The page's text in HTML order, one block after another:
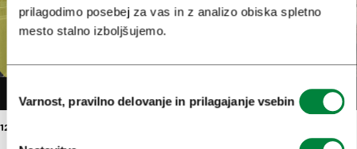
prilagodimo posebej za vas in z analizo obiska spletno
mesto stalno izboljšujemo.
soglasja
Varnost, pravilno delovanje in prilagajanje vsebin
12. OKT. 2016